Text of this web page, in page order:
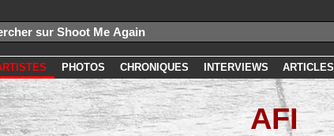
PHOTOS CHRONIQUES INTERVIEWS ARTICLES
AFI